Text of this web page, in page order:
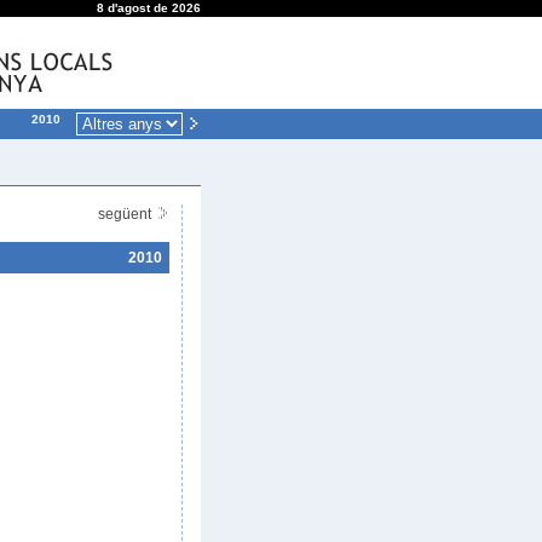
8 d'agost de 2026
2010
següent
2010